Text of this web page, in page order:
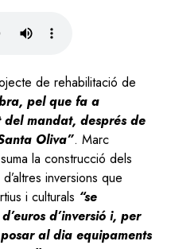
de rehabilitació de
pel que fa a
mandat, després de
Oliva”. Marc
la construcció dels
inversions que
i culturals “se
d’inversió i, per
al dia equipaments